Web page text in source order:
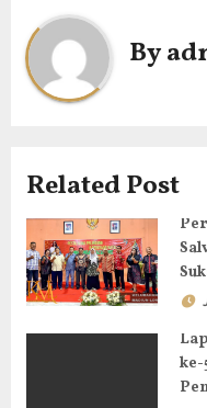
i
g
a
i
p
o
s
By
Related Post
ke-